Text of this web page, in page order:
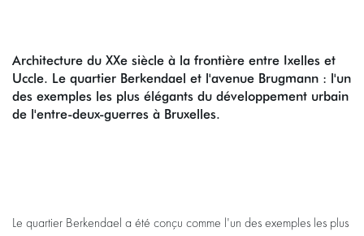
Architecture du XXe siècle à la frontière entre Ixelles et
Uccle. Le quartier Berkendael et l'avenue Brugmann : l'un
des exemples les plus élégants du développement urbain
de l'entre-deux-guerres à Bruxelles.
Le quartier Berkendael a été conçu comme l'un des exemples les plus